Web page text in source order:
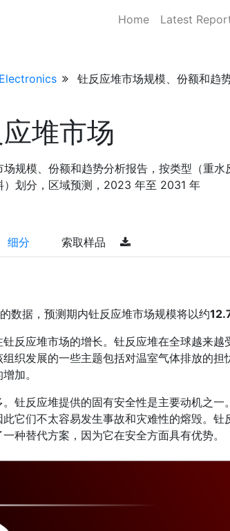
Home Latest
钍反应堆市场规模、份额和趋
堆市场
场规模、份额和趋势分析报告，按类型（重
）划分，区域预测，2023 年至 2031 年
细分 索取样品
数据，预测期内钍反应堆市场规模将以约
反应堆市场的增长。钍反应堆在全球越来
织发展的一些主题包括对温室气体排放的
加。
钍反应堆提供的固有安全性是主要动机之
它们不太容易发生事故和灾难性的熔毁。
种替代方案，因为它在安全方面具有优势。